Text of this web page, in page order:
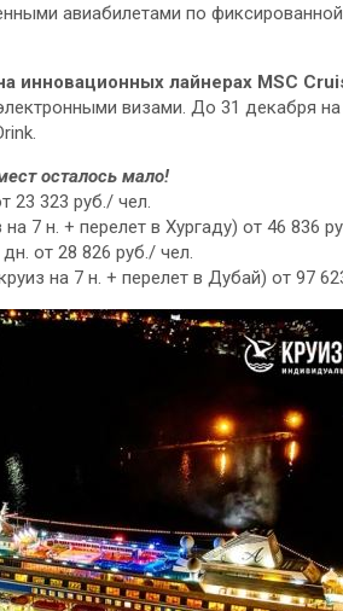
авиабилетами по
инновационных лайнерах MSC
визами. До 31 декабря
осталось мало!
23 323 руб./ чел.
7 н. + перелет в Хургаду) от 46 836
от 28 826 руб./ чел.
на 7 н. + перелет в Дубай) от 97